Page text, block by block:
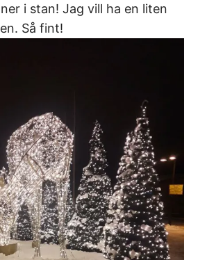
i stan! Jag vill ha en liten
Så fint!